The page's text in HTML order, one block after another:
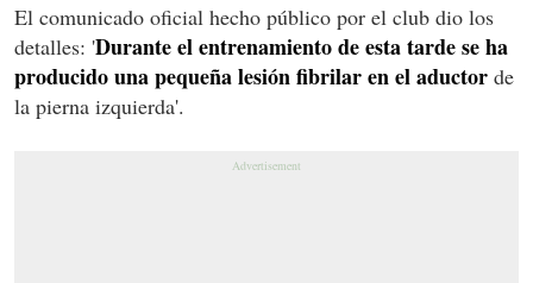
El comunicado oficial hecho público por el club dio los
detalles: 'Durante el entrenamiento de esta tarde se ha
producido una pequeña lesión fibrilar en el aductor de
la pierna izquierda'.